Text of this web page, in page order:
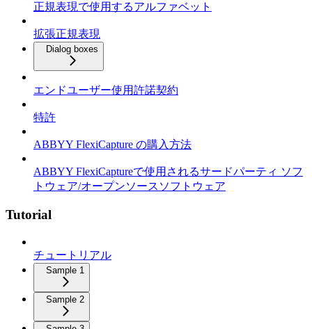
正規表現で使用するアルファベット
拡張正規表現
Dialog boxes
エンドユーザー使用許諾契約
特許
ABBYY FlexiCapture の購入方法
ABBYY FlexiCaptureで使用されるサードパーティ ソフ
トウェア/オープンソースソフトウェア
Tutorial
チュートリアル
Sample 1
Sample 2